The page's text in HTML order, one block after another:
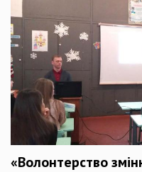
«Волонтерство